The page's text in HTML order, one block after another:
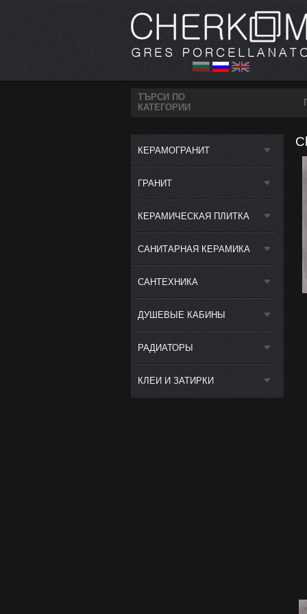
ТЪРСИ ПО
КАТЕГОРИИ
КЕРАМОГРАНИТ
ГРАНИТ
КЕРАМИЧЕСКАЯ ПЛИТКА
САНИТАРНАЯ КЕРАМИКА
САНТЕХНИКА
ДУШЕВЫЕ КАБИНЫ
РАДИАТОРЫ
КЛЕИ И ЗАТИРКИ